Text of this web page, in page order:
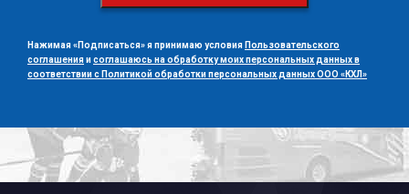
Нажимая «Подписаться» я принимаю условия Пользовательского
соглашенияисоглашаюсь на обработку моих персональных данных в
соответствии с Политикой обработки персональных данных ООО «КХЛ»